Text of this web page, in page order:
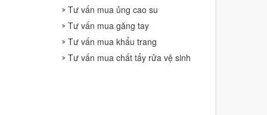
Tư vấn mua ủng cao su
Tư vấn mua găng tay
Tư vấn mua khẩu trang
Tư vấn mua chất tẩy rửa vệ sinh